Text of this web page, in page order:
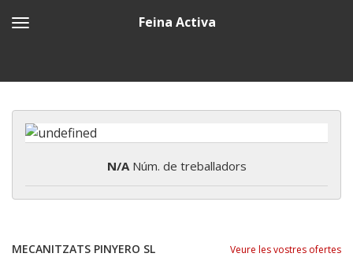
Feina Activa
N/ANúm. de treballadors
MECANITZATS PINYERO SL Veure les vostres ofertes